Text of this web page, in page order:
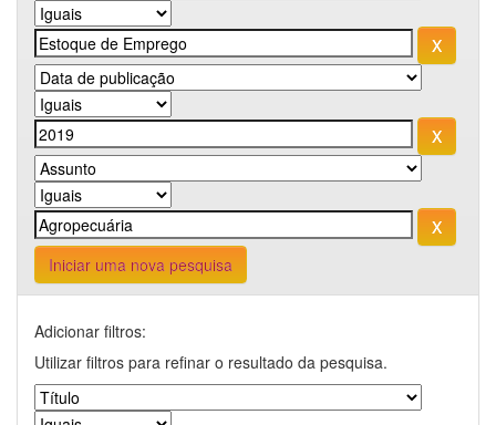
Iniciar uma nova pesquisa
Adicionar filtros:
Utilizar filtros para refinar o resultado da pesquisa.